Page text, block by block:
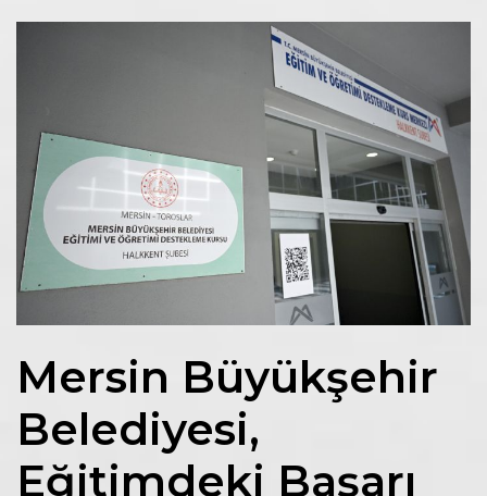
Mersin Büyükşehir
Belediyesi,
Eğitimdeki Başarı